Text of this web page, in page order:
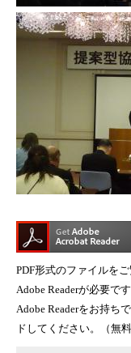
PDF形式のファイルを
Adobe Readerが必要です
Adobe Readerをお持ち
ドしてください。（無料